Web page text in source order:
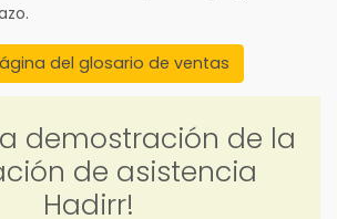
del glosario de ventas